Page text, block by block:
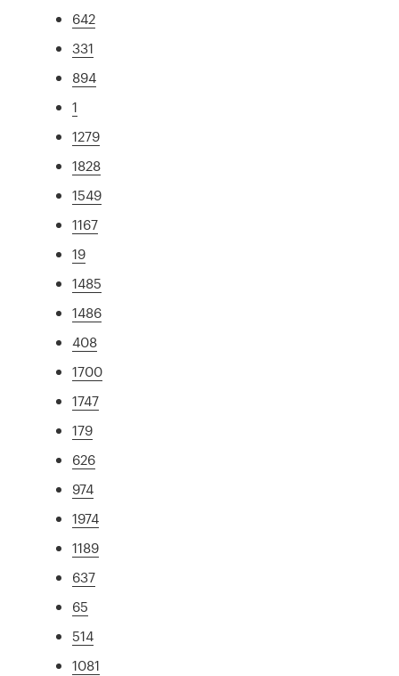
642
331
894
1
1279
1828
1549
1167
19
1485
1486
408
1700
1747
179
626
974
1974
1189
637
65
514
1081